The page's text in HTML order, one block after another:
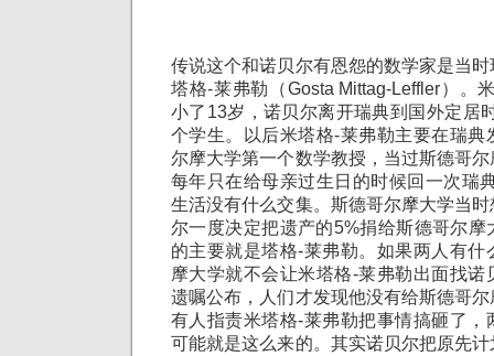
传说这个和诺贝尔有恩怨的数学家是当
塔格-莱弗勒（Gosta Mittag-Leffler）。
小了13岁，诺贝尔离开瑞典到国外定居
个学生。以后米塔格-莱弗勒主要在瑞典
尔摩大学第一个数学教授，当过斯德哥
每年只在给母亲过生日的时候回一次瑞
生活没有什么交集。斯德哥尔摩大学当
尔一度决定把遗产的5%捐给斯德哥尔摩
的主要就是塔格-莱弗勒。如果两人有什
摩大学就不会让米塔格-莱弗勒出面找诺
遗嘱公布，人们才发现他没有给斯德哥
有人指责米塔格-莱弗勒把事情搞砸了，
可能就是这么来的。其实诺贝尔把原先